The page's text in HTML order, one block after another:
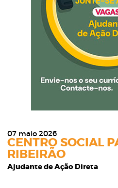
07 maio 2026
CENTRO SOCIAL
RIBEIRÃO
Ajudante de Ação Direta